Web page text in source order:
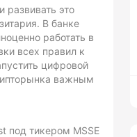
это
В банке
работать в
всех правил к
цифровой
важным
под тикером MSSE